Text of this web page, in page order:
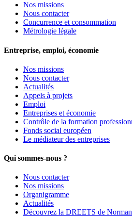
Nos missions
Nous contacter
Concurrence et consommation
Métrologie légale
Entreprise, emploi, économie
Nos missions
Nous contacter
Actualités
Appels à projets
Emploi
Entreprises et économie
Contrôle de la formation
Fonds social européen
Le médiateur des entreprises
Qui sommes-nous ?
Nous contacter
Nos missions
Organigramme
Actualités
Découvrez la DREETS de